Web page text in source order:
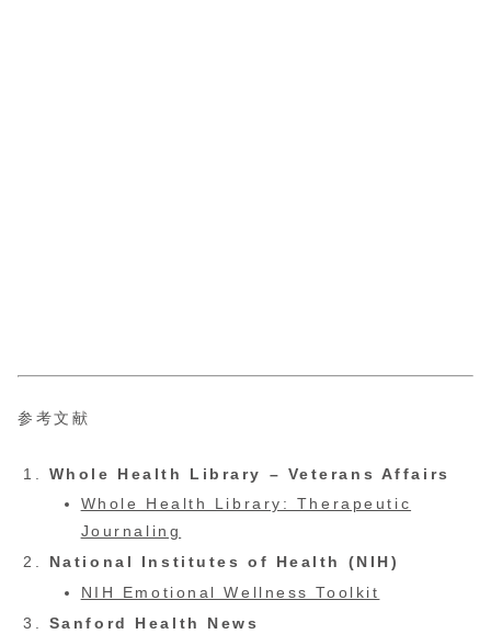
参考文献
Whole Health Library – Veterans Affairs
Whole Health Library: Therapeutic
Journaling
National Institutes of Health (NIH)
NIH Emotional Wellness Toolkit
Sanford Health News